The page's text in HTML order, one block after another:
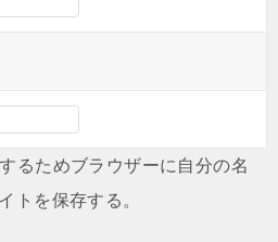
るためブラウザーに自分の名
トを保存する。